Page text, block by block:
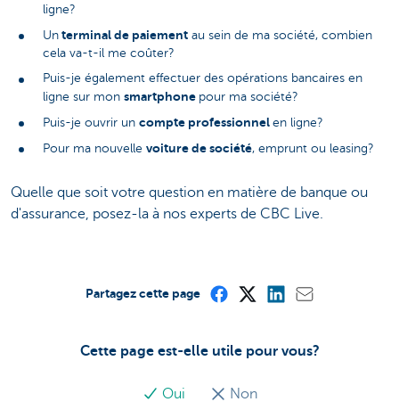
ligne?
Un terminal de paiement au sein de ma société, combien
cela va-t-il me coûter?
Puis-je également effectuer des opérations bancaires en
ligne sur mon smartphone pour ma société?
Puis-je ouvrir un compte professionnel en ligne?
Pour ma nouvelle voiture de société, emprunt ou leasing?
Quelle que soit votre question en matière de banque ou
d'assurance, posez-la à nos experts de CBC Live.
Cette page est-elle utile pour vous?
Oui Non
Partagez cette page